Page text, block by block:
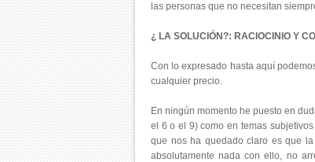
las personas que no necesitan
¿ LA SOLUCIÓN?: RACIOCINIO Y
Con lo expresado hasta aquí
cualquier precio.
En ningún momento he puesto en
el 6 o el 9) como en temas
que nos ha quedado claro es que
absolutamente nada con ello, no